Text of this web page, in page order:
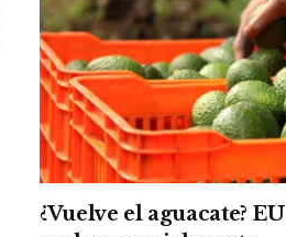
¿Vuelve el aguacate? EU